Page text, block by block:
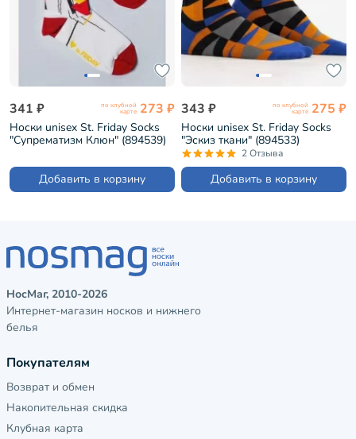
341 ₽ по клубной
карте 273 ₽
Носки unisex St. Friday Socks
"Супрематизм Клюн" (894539)
Добавить в корзину
343 ₽ по клубной
карте 275 ₽
Носки unisex St. Friday Socks
"Эскиз ткани" (894533)
2 Отзыва
Добавить в корзину
НосМаг, 2010-2026
Интернет-магазин носков и нижнего
белья
Покупателям
Возврат и обмен
Накопительная скидка
Клубная карта